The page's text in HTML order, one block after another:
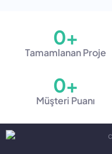
Tamamlanan Proje
0+
Müşteri Puanı
0+